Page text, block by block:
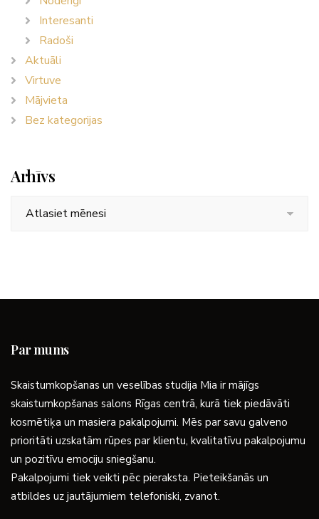
Interesanti
Radoši
Aktuāli
Virtuve
Mājvieta
Bez kategorijas
Arhīvs
Par mums
Skaistumkopšanas un veselības studija Mia ir mājīgs
skaistumkopšanas salons Rīgas centrā, kurā tiek piedāvāti
kosmētiķa un masiera pakalpojumi. Mēs par savu galveno
prioritāti uzskatām rūpes par klientu, kvalitatīvu pakalpojumu
un pozitīvu emociju sniegšanu.
Pakalpojumi tiek veikti pēc pieraksta. Pieteikšanās un
atbildes uz jautājumiem telefoniski, zvanot.